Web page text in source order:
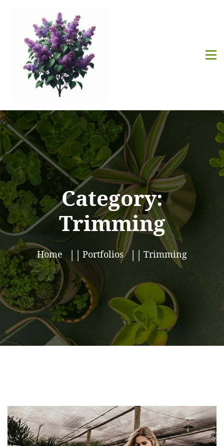
Category:
Trimming
Home Portfolios Trimming